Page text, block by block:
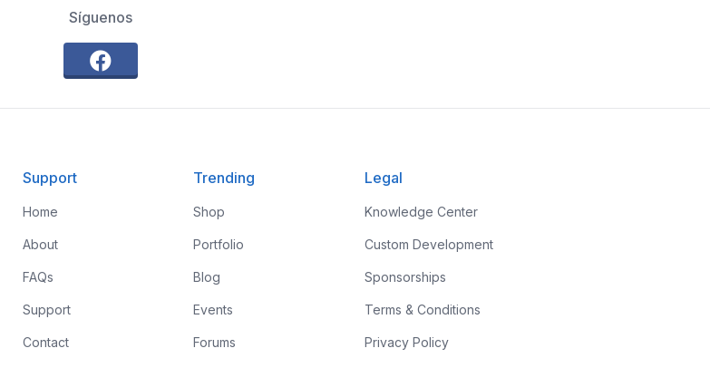
Síguenos
Support
Home
About
FAQs
Support
Contact
Trending
Shop
Portfolio
Blog
Events
Forums
Legal
Knowledge Center
Custom Development
Sponsorships
Terms & Conditions
Privacy Policy